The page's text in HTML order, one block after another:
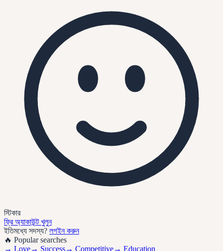
স্টিকার
ফ্রি অ্যাকাউন্ট খুলুন
ইতিমধ্যে সদস্য? লগইন করুন
🔥 Popular searches
→ Love→ Success→ Competitive→ Education